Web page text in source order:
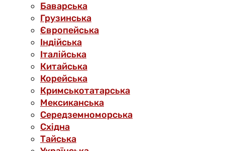
Баварська
Грузинська
Європейська
Індійська
Італійська
Китайська
Корейська
Кримськотатарська
Мексиканська
Середземноморська
Східна
Тайська